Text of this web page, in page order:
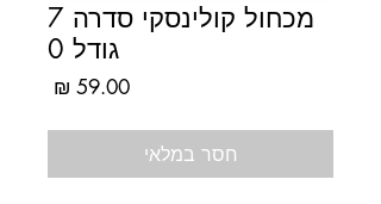
מכחול קולינסקי סדרה 7
גודל 0
חסר במלאי